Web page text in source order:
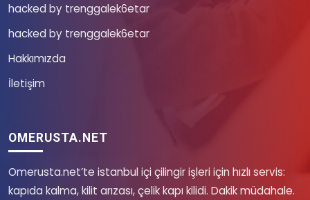
hacked by trenggalek6etar
hacked by trenggalek6etar
Hakkımızda
İletişim
OMERUSTA.NET
Omerusta.net’te istanbul içi çilingir işleri için hızlı servis:
kapıda kalma, kilit arızası, çelik kapı kilidi. Dakik müdahale.